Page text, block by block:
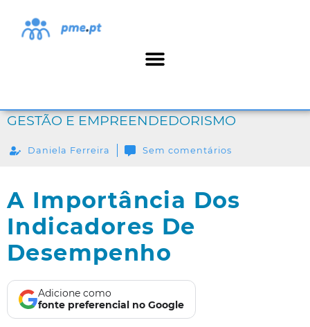
GESTÃO E EMPREENDEDORISMO
Daniela Ferreira Sem comentários
A Importância Dos
Indicadores De
Desempenho
Adicione como
fonte preferencial no Google